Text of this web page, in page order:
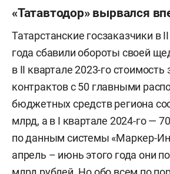
«Татавтодор» вырвался
Татарстанские госзаказчики в
года сбавили обороты своей
в II квартале 2023-го
контрактов с 50 главными
бюджетных средств региона
млрд, а в I квартале 2024-го —
по данным системы «Маркер-
апрель – июнь этого года они